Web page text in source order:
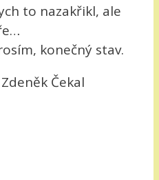
to nazakřikl, ale
konečný stav.
Čekal